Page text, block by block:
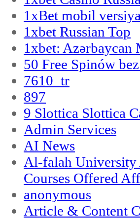
1xBet mobil
1xbet Russian Top
1xbet: Azərbaycan
50 Free Spinów
7610_tr
897
9 Slottica Slottica
Admin Services
AI News
Al-falah University
Courses Offered
anonymous
Article & Content